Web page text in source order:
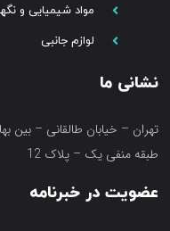
مواد شیمیایی و
لوازم جانبی
نشانی ما
تهران – خیابان طالقانی – بین
طبقه منفی یک – پلاک 12
عضویت در خبرنامه